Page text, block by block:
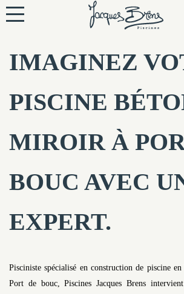
IMAGINEZ
PISCINE
MIROIR À
BOUC AVEC
EXPERT.
Pisciniste spécialisé en construction de piscine
Port de bouc, Piscines Jacques Brens
NOS PISCINES
NOTRE TECHNIQUE
NOS CONSEILS
NOS AGENCES
CONTACTEZ-NOUS